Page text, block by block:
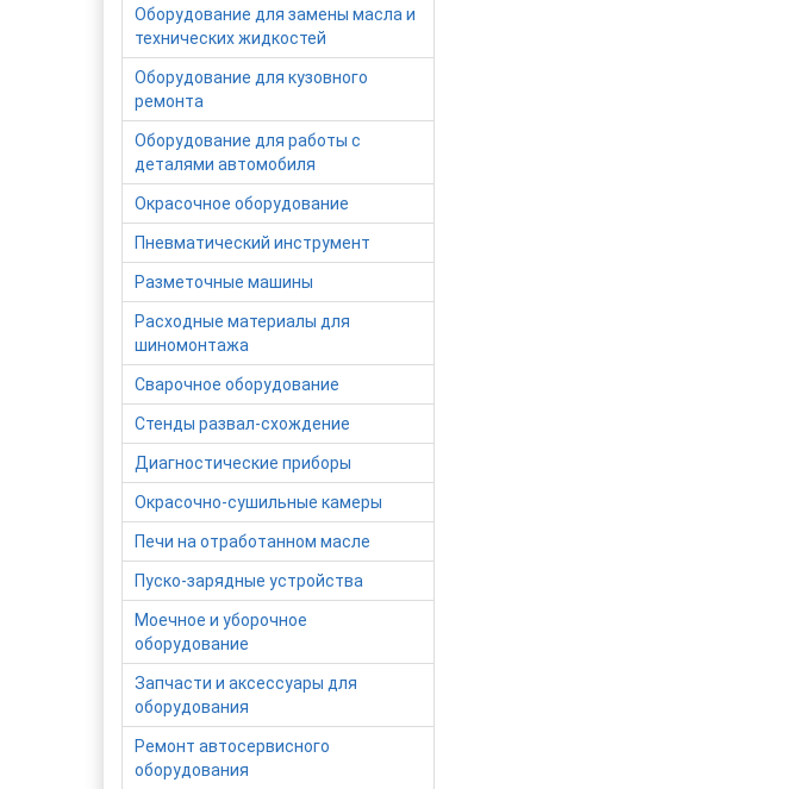
Оборудование для замены масла и
технических жидкостей
Оборудование для кузовного
ремонта
Оборудование для работы с
деталями автомобиля
Окрасочное оборудование
Пневматический инструмент
Разметочные машины
Расходные материалы для
шиномонтажа
Сварочное оборудование
Стенды развал-схождение
Диагностические приборы
Окрасочно-сушильные камеры
Печи на отработанном масле
Пуско-зарядные устройства
Моечное и уборочное
оборудование
Запчасти и аксессуары для
оборудования
Ремонт автосервисного
оборудования